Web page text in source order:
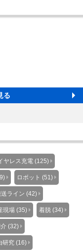
る
ヤレス充電 (125)
ロボット (51)
ライン (42)
現場 (35) 着脱 (34)
(32)
研究 (16)